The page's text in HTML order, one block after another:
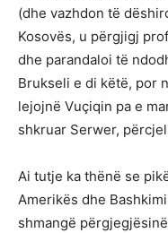
(dhe vazhdon të
Kosovës, u përgjigj
dhe parandaloi të
Brukseli e di këtë, por
lejojnë Vuçiqin pa e
shkruar Serwer,
Ai tutje ka thënë se
Amerikës dhe
shmangë